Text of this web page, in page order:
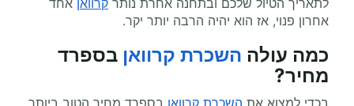
לתאריך הטיול שלכם ובתחנה אחרת נותר קרוואן אחד
אחרון פנוי, אז הוא יהיה הרבה יותר יקר.
כמה עולה השכרת קרוואן בספרד
מחיר?
בכדי למצוא את השכרת קרוואן בספרד מחיר הטוב ביותר